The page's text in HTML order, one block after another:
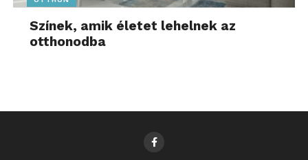
Színek, amik életet lehelnek az
otthonodba